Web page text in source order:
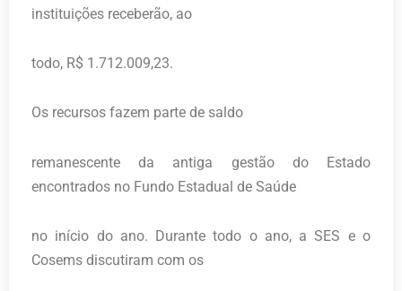
instituições receberão, ao
todo, R$ 1.712.009,23.
Os recursos fazem parte de saldo
remanescente da antiga gestão do Estado
encontrados no Fundo Estadual de Saúde
no início do ano. Durante todo o ano, a SES e o
Cosems discutiram com os